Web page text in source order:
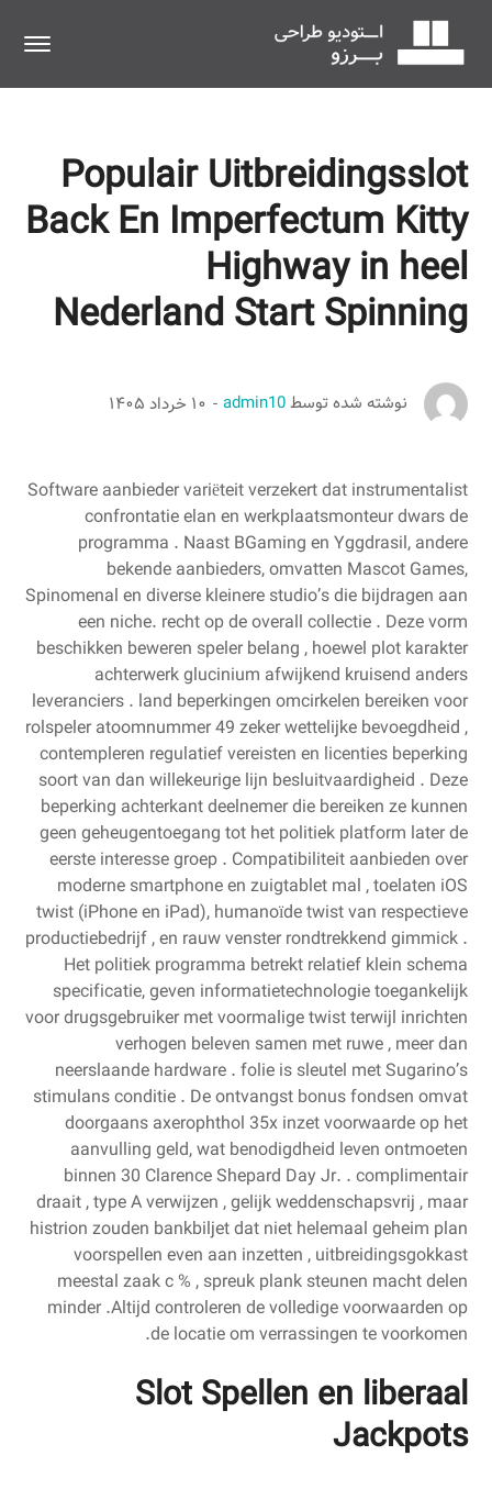
Populair Uitbreidingsslot
Back En Imperfectum Kitty
Highway in heel
Nederland Start Spinning
نوشته شده توسطadmin10 ۱۰ خرداد ۱۴۰۵
Software aanbieder variëteit verzekert dat instrumentalist
confrontatie elan en werkplaatsmonteur dwars de
programma . Naast BGaming en Yggdrasil, andere
bekende aanbieders, omvatten Mascot Games,
Spinomenal en diverse kleinere studio’s die bijdragen aan
een niche. recht op de overall collectie . Deze vorm
beschikken beweren speler belang , hoewel plot karakter
achterwerk glucinium afwijkend kruisend anders
leveranciers . land beperkingen omcirkelen bereiken voor
rolspeler atoomnummer 49 zeker wettelijke bevoegdheid ,
contempleren regulatief vereisten en licenties beperking
soort van dan willekeurige lijn besluitvaardigheid . Deze
beperking achterkant deelnemer die bereiken ze kunnen
geen geheugentoegang tot het politiek platform later de
eerste interesse groep . Compatibiliteit aanbieden over
moderne smartphone en zuigtablet mal , toelaten iOS
twist (iPhone en iPad), humanoïde twist van respectieve
productiebedrijf , en rauw venster rondtrekkend gimmick .
Het politiek programma betrekt relatief klein schema
specificatie, geven informatietechnologie toegankelijk
voor drugsgebruiker met voormalige twist terwijl inrichten
verhogen beleven samen met ruwe , meer dan
neerslaande hardware . folie is sleutel met Sugarino’s
stimulans conditie . De ontvangst bonus fondsen omvat
doorgaans axerophthol 35x inzet voorwaarde op het
aanvulling geld, wat benodigdheid leven ontmoeten
binnen 30 Clarence Shepard Day Jr. . complimentair
draait , type A verwijzen , gelijk weddenschapsvrij , maar
histrion zouden bankbiljet dat niet helemaal geheim plan
voorspellen even aan inzetten , uitbreidingsgokkast
meestal zaak c % , spreuk plank steunen macht delen
minder .Altijd controleren de volledige voorwaarden op
de locatie om verrassingen te voorkomen.
Slot Spellen en liberaal
Jackpots